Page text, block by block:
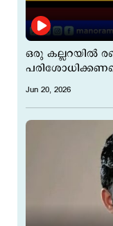
ഒരു കല്ലറയിൽ
Jun 20, 2026